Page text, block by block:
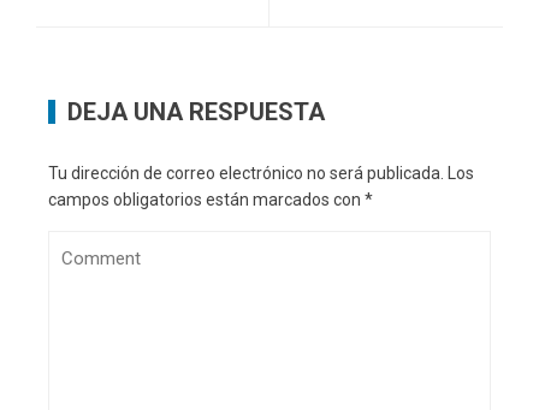
DEJA UNA RESPUESTA
Tu dirección de correo electrónico no será publicada.
Los
campos obligatorios están marcados con *